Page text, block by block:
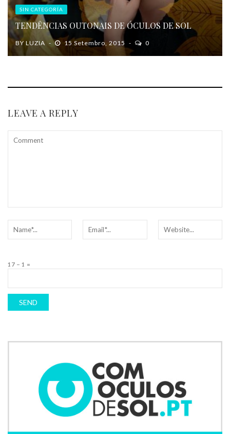
SIN CATEGORÍA
TENDÊNCIAS OUTONAIS DE ÓCULOS DE SOL
BY LUZIA 15 Setembro, 2015 0
LEAVE A REPLY
17 − 1 =